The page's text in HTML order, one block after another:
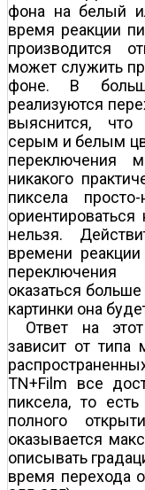
фона на белый
время реакции
производится
может служить
фоне. В
реализуются
выяснится,
серым и белым
переключения
никакого
пиксела
ориентироваться
нельзя.
времени
оказаться
картинки она
Ответ на
зависит от
TN+Film все
пиксела, то
полного
оказывается
описывать
время перехода